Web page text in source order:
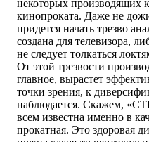
некоторых производящих
кинопроката. Даже не
придется начать трезво
создана для телевизора,
не следует толкаться
От этой трезвости
главное, вырастет
точки зрения, к
наблюдается. Скажем,
всем известна именно в
прокатная. Это здоровая